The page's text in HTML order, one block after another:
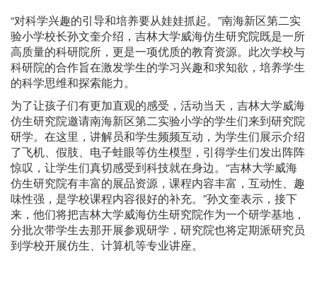
“对科学兴趣的引导和培养要从娃娃抓起。”南海新区第二实
验小学校长孙文奎介绍，吉林大学威海仿生研究院既是一所
高质量的科研院所，更是一项优质的教育资源。此次学校与
科研院的合作旨在激发学生的学习兴趣和求知欲，培养学生
的科学思维和探索能力。
为了让孩子们有更加直观的感受，活动当天，吉林大学威海
仿生研究院邀请南海新区第二实验小学的学生们来到研究院
研学。在这里，讲解员和学生频频互动，为学生们展示介绍
了飞机、假肢、电子蛙眼等仿生模型，引得学生们发出阵阵
惊叹，让学生们真切感受到科技就在身边。“吉林大学威海
仿生研究院有丰富的展品资源，课程内容丰富，互动性、趣
味性强，是学校课程内容很好的补充。”孙文奎表示，接下
来，他们将把吉林大学威海仿生研究院作为一个研学基地，
分批次带学生去那开展参观研学，研究院也将定期派研究员
到学校开展仿生、计算机等专业讲座。